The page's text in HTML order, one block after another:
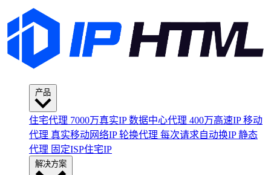
产品
住宅代理 7000万真实IP 数据中心代理 400万高速IP 移动
代理 真实移动网络IP 轮换代理 每次请求自动换IP 静态
代理 固定ISP住宅IP
解决方案